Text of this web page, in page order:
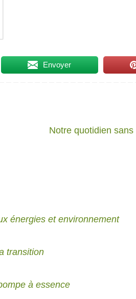
Envoyer
Notre quotidien
énergies et environnement
transition
à essence